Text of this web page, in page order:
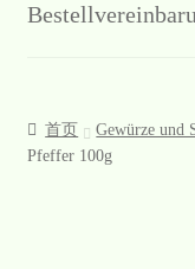
首页 Gewürze und
Pfeffer 100g